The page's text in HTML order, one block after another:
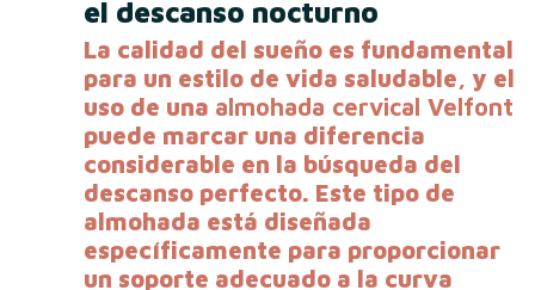
el descanso nocturno
La calidad del sueño es fundamental
para un estilo de vida saludable, y el
uso de una almohada cervical Velfont
puede marcar una diferencia
considerable en la búsqueda del
descanso perfecto. Este tipo de
almohada está diseñada
específicamente para proporcionar
un soporte adecuado a la curva